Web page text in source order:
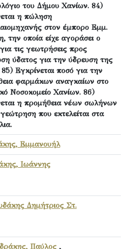
του Δήμου Χανίων. 84)
η πώληση
στον έμπορο Εμμ.
την οποία είχε αγοράσει ο
τις γεωτρήσεις προς
ύδατος για την ύδρευση της
Εγκρίνεται ποσό για την
φαρμάκων αναγκαίων στο
Νοσοκομείο Χανίων. 86)
η προμήθεια νέων σωλήνων
που εκτελείται στα
Εμμανουήλ
Ιωάννης
Δημήτριος Στ.
Παύλος ,